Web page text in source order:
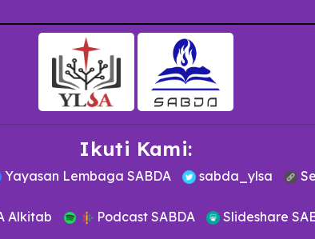
Ikuti Kami:
Yayasan Lembaga SABDA sabda_ylsa
Alkitab Podcast SABDA Slideshare